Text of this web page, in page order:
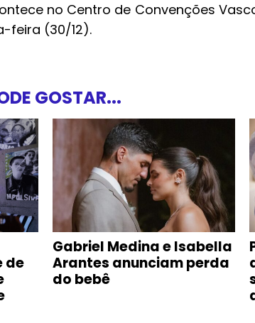
no Centro de Convenções
feira (30/12).
GOSTAR...
de
Gabriel Medina e Isabella
Arantes anunciam perda
do bebê